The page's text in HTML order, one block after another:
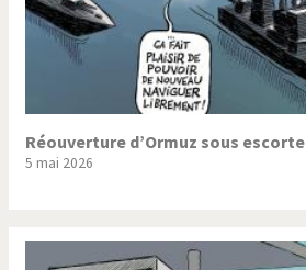
Réouverture d’Ormuz sous escorte
5 mai 2026